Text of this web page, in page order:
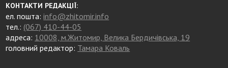
КОНТАКТИ РЕДАКЦІЇ:
ел. пошта:info@zhitomir.info
тел.: (067) 410-44-05
адреса: 10008, м.Житомир, Велика Бердичівська, 19
головний редактор: Тамара Коваль